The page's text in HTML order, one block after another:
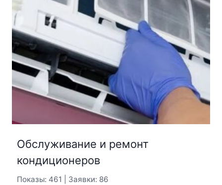
Обслуживание и ремонт
кондиционеров
Показы: 461 | Заявки: 86